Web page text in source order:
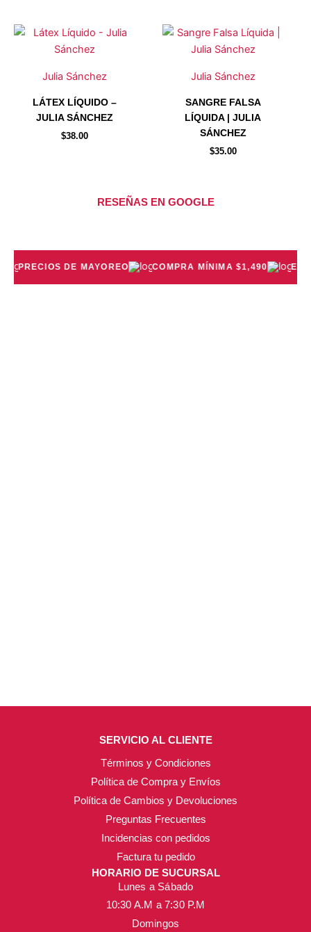
la
de
la
de
Julia Sánchez
LÁTEX LÍQUIDO –
JULIA SÁNCHEZ
$38.00
Julia Sánchez
SANGRE FALSA
LÍQUIDA | JULIA
SÁNCHEZ
$35.00
RESEÑAS EN GOOGLE
PRECIOS DE MAYOREO COMPRA MÍNIMA $1,490
SERVICIO AL CLIENTE
Términos y Condiciones
Política de Compra y Envíos
Política de Cambios y Devoluciones
Preguntas Frecuentes
Incidencias con pedidos
Factura tu pedido
HORARIO DE SUCURSAL
Lunes a Sábado
10:30 A.M a 7:30 P.M
Domingos